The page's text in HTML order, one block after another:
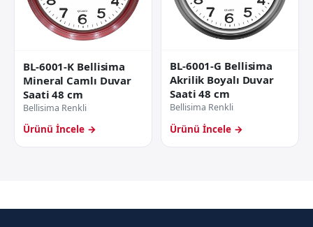
BL-6001-K Bellisima
Mineral Camlı Duvar
Saati 48 cm
Bellisima Renkli
Ürünü İncele →
BL-6001-G Bellisima
Akrilik Boyalı Duvar
Saati 48 cm
Bellisima Renkli
Ürünü İncele →